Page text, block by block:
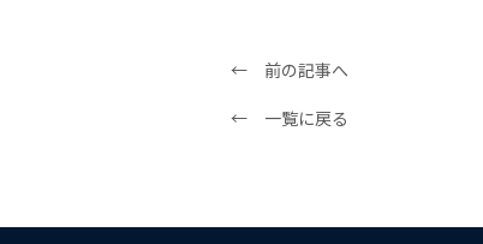
← 前の記事へ
← 一覧に戻る